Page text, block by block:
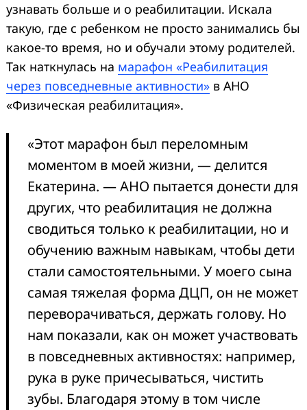
узнавать больше и о реабилитации. Искала
такую, где с ребенком не просто занимались бы
какое-то время, но и обучали этому родителей.
Так наткнулась на марафон «Реабилитация
через повседневные активности» в АНО
«Физическая реабилитация».
«Этот марафон был переломным
моментом в моей жизни, — делится
Екатерина. — АНО пытается донести для
других, что реабилитация не должна
сводиться только к реабилитации, но и
обучению важным навыкам, чтобы дети
стали самостоятельными. У моего сына
самая тяжелая форма ДЦП, он не может
переворачиваться, держать голову. Но
нам показали, как он может участвовать
в повседневных активностях: например,
рука в руке причесываться, чистить
зубы. Благодаря этому в том числе